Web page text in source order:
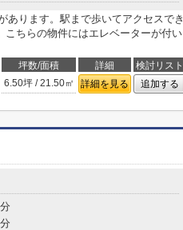
あります。駅まで歩いてアクセスでき
こちらの物件にはエレベーターが付い
坪数/面積 詳細
検討リスト
6.50坪 / 21.50㎡ 詳細を見る 追加する